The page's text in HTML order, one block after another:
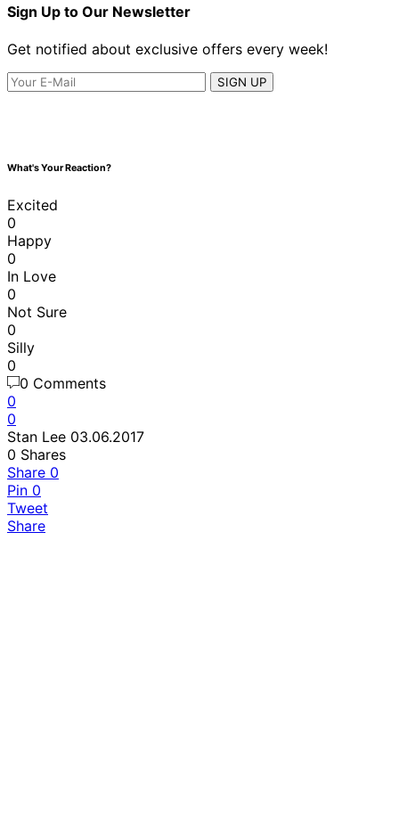
Sign Up to Our Newsletter
Get notified about exclusive offers every week!
SIGN UP
What's Your Reaction?
Excited
0
Happy
0
In Love
0
Not Sure
0
Silly
0
0 Comments
0
0
Stan Lee 03.06.2017
0 Shares
Share 0
Pin 0
Tweet
Share